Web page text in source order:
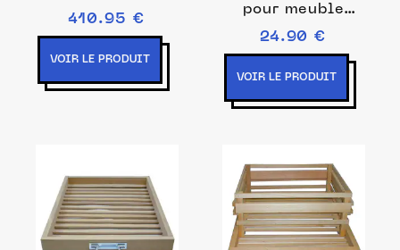
métal
410.95 €
VOIR LE PRODUIT
pour meuble
fruitier
24.90 €
VOIR LE PRODUIT